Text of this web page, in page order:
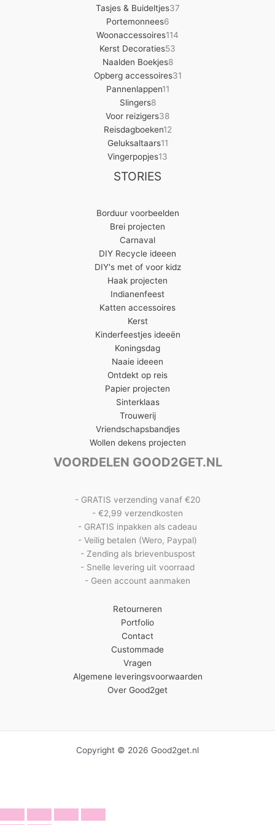
producten
Tasjes & Buideltjes3737
Portemonnees66
producten
Woonaccessoires114
Kerst Decoraties53
Naalden Boekjes88
producten
Opberg accessoires3131
Pannenlappen1111
Slingers88
producten
Voor reizigers3838
producten
Reisdagboeken1212
Geluksaltaars1111
Vingerpopjes13
STORIES
Borduur voorbeelden
Brei projecten
Carnaval
DIY Recycle ideeen
DIY's met of voor kidz
Haak projecten
Indianenfeest
Katten accessoires
Kerst
Kinderfeestjes ideeën
Koningsdag
Naaie ideeen
Ontdekt op reis
Papier projecten
Sinterklaas
Trouwerij
Vriendschapsbandjes
Wollen dekens projecten
VOORDELEN GOOD2GET.NL
- GRATIS verzending vanaf €20
- €2,99 verzendkosten
- GRATIS inpakken als cadeau
- Veilig betalen (Wero, Paypal)
- Zending als brievenbuspost
- Snelle levering uit voorraad
- Geen account aanmaken
Retourneren
Portfolio
Contact
Custommade
Vragen
Algemene leveringsvoorwaarden
Over Good2get
Copyright © 2026 Good2get.nl